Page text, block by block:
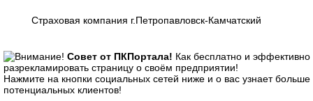
Страховая компания г.Петропавловск-Камчатский
Совет от ПКПортала! Как бесплатно и эффективно
разрекламировать страницу о своём предприятии!
Нажмите на кнопки социальных сетей ниже и о вас узнает больше
потенциальных клиентов!